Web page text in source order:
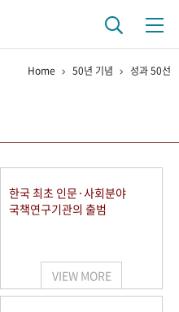
역사
연구자들
행정박물 영상 기록물
Home 50년 기념 성과 50선
한국 최초 인문·사회분야
국책연구기관의 출범
VIEW MORE